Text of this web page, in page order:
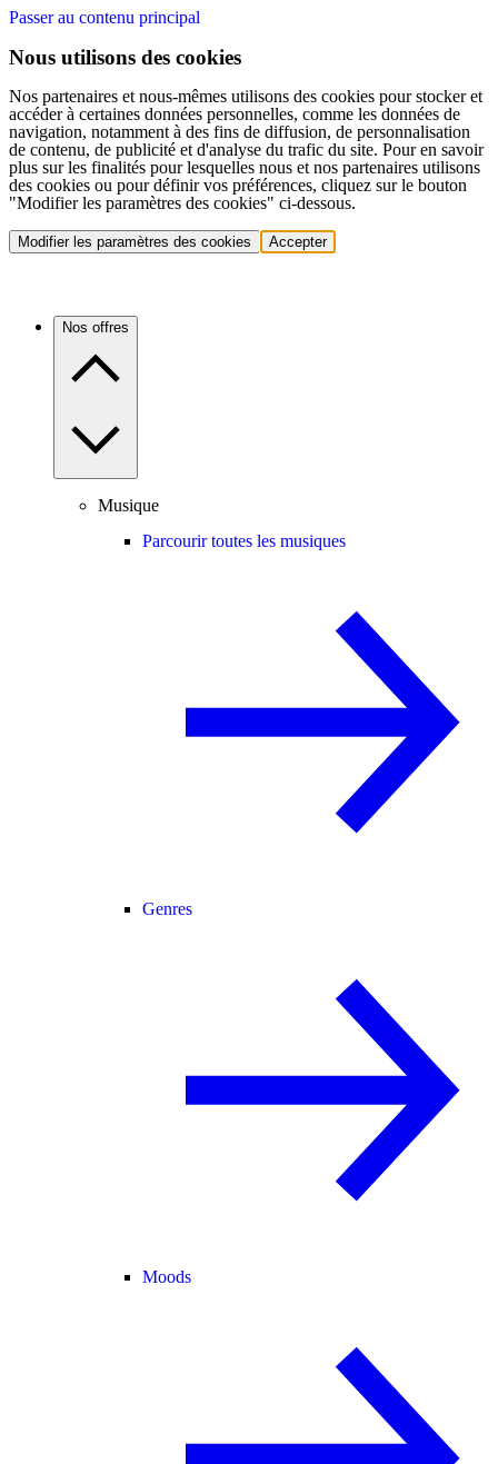
Passer au contenu principal
Nous utilisons des cookies
Nos partenaires et nous-mêmes utilisons des cookies pour stocker et
accéder à certaines données personnelles, comme les données de
navigation, notamment à des fins de diffusion, de personnalisation
de contenu, de publicité et d'analyse du trafic du site. Pour en savoir
plus sur les finalités pour lesquelles nous et nos partenaires utilisons
des cookies ou pour définir vos préférences, cliquez sur le bouton
"Modifier les paramètres des cookies" ci-dessous.
Modifier les paramètres des cookies Accepter
Nos offres
Musique
Parcourir toutes les musiques
Genres
Moods